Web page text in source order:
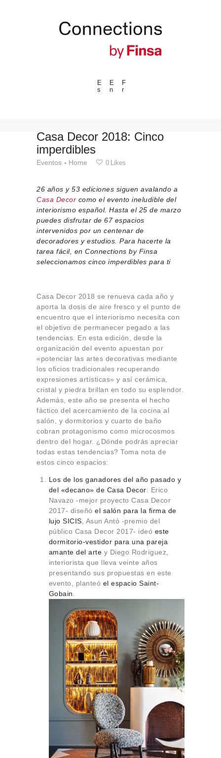
E
s
E
n
F
r
---ENLACES---
Eventos
Espacios
Materiales
Conexión con
Colaboraciones
Sobre Connections
by Finsa
Contacto
Casa Decor 2018: Cinco
imperdibles
Eventos Home 0 Likes
26 años y 53 ediciones siguen avalando a
Casa Decor como el evento ineludible del
interiorismo español. Hasta el 25 de marzo
puedes disfrutar de 67 espacios
intervenidos por un centenar de
decoradores y estudios. Para hacerte la
tarea fácil, en Connections by Finsa
seleccionamos cinco imperdibles para ti
Casa Decor 2018 se renueva cada año y
aporta la dosis de aire fresco y el punto de
encuentro que el interiorismo necesita con
el objetivo de permanecer pegado a las
tendencias. En esta edición, desde la
organización del evento apuestan por
«potenciar las artes decorativas mediante
los oficios tradicionales recuperando
expresiones artísticas» y así cerámica,
cristal y piedra brillan en todo su esplendor.
Además, este año se presenta el hecho
fáctico del acercamiento de la cocina al
salón, y dormitorios y cuarto de baño
cobran protagonismo como microcosmos
dentro del hogar. ¿Dónde podrás apreciar
todas estas tendencias? Toma nota de
estos cinco espacios:
Los de los ganadores del año pasado y
del «decano» de Casa Decor: Erico
Navazo -mejor proyecto Casa Decor
2017- diseñó el salón para la firma de
lujo SICIS , Asun Antó -premio del
público Casa Decor 2017- ideó este
dormitorio-vestidor para una pareja
amante del arte y Diego Rodríguez,
interiorista que lleva veinte años
presentando sus propuestas en este
evento, planteó el espacio Saint-
Gobain